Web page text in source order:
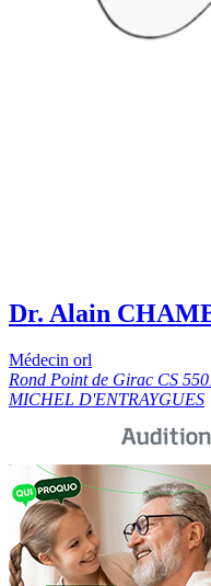
Dr. Alain
Médecin orl
Rond Point de Girac CS
MICHEL D'ENTRAYGUES